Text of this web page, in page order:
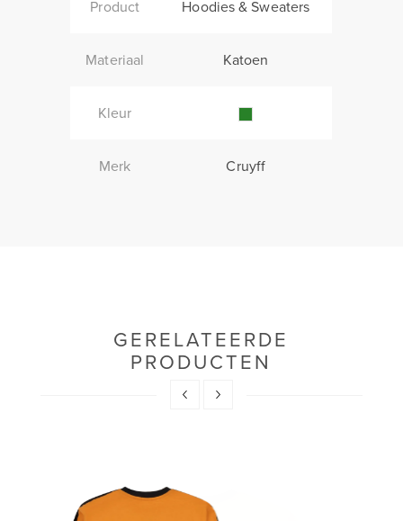
Product Hoodies & Sweaters
Materiaal Katoen
Kleur
Merk Cruyff
GERELATEERDE
PRODUCTEN